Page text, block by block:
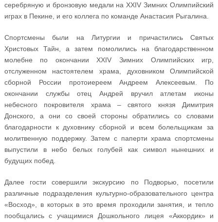
серебряную и бронзовую медали на XXIV Зимних Олимпийский
играх в Пекине, и его коллега по команде Анастасия Рыгалина.
Спортсмены были на Литургии и причастились Святых
Христовых Тайн, а затем помолились на благодарственном
молебне по окончании XXIV Зимних Олимпийских игр,
отслуженном настоятелем храма, духовником Олимпийской
сборной России протоиереем Андреем Алексеевым. По
окончании службы отец Андрей вручил атлетам иконы
небесного покровителя храма – святого князя Димитрия
Донского, а они со своей стороны обратились со словами
благодарности к духовнику сборной и всем болельщикам за
молитвенную поддержку. Затем с паперти храма спортсмены
выпустили в небо белых голубей как символ нынешних и
будущих побед.
Далее гости совершили экскурсию по Подворью, посетили
различные подразделения культурно-образовательного центра
«Восход», в которых в это время проходили занятия, и тепло
пообщались с учащимися Дошкольного лицея «Аккордик» и